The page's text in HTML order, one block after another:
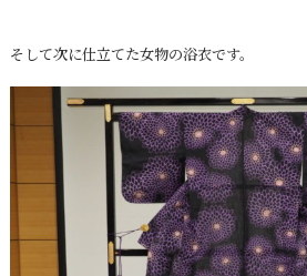
そして次に仕立てた女物の浴衣です。